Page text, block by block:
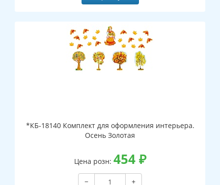
*КБ-18140 Комплект для оформления интерьера.
Осень Золотая
Цена розн: 454₽
−
+